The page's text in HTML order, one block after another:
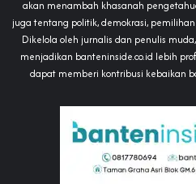
akan menambah khasanah
juga tentang politik, demokrasi,
Dikelola oleh jurnalis dan penulis
menjadikan banteninside.co.id lebih
dapat memberi kontribusi kebaikan